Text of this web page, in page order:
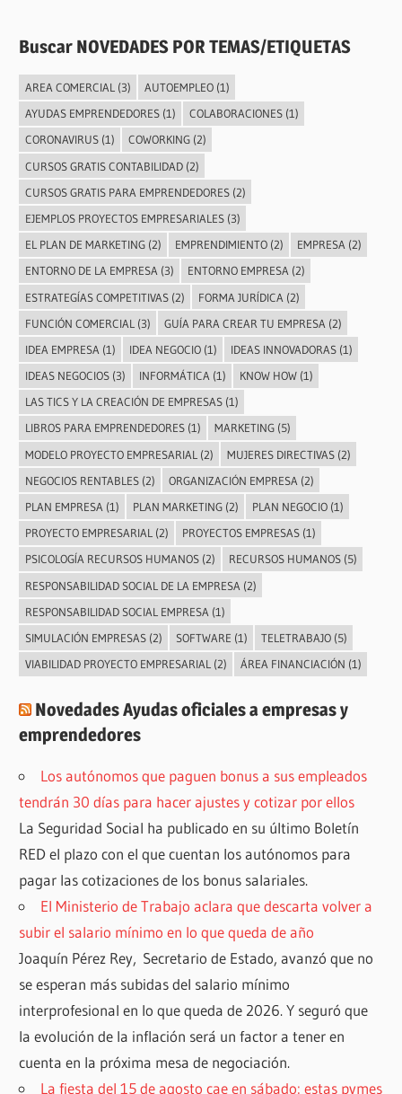
Buscar NOVEDADES POR TEMAS/ETIQUETAS
AREA COMERCIAL (3) AUTOEMPLEO(1)
AYUDAS EMPRENDEDORES(1) COLABORACIONES(1)
CORONAVIRUS(1) COWORKING(2)
CURSOS GRATIS CONTABILIDAD(2)
CURSOS GRATIS PARA EMPRENDEDORES(2)
EJEMPLOS PROYECTOS EMPRESARIALES(3)
EL PLAN DE MARKETING(2) EMPRENDIMIENTO(2) EMPRESA (2)
ENTORNO DE LA EMPRESA(3) ENTORNO EMPRESA(2)
ESTRATEGÍAS COMPETITIVAS(2) FORMA JURÍDICA (2)
FUNCIÓN COMERCIAL (3) GUÍA PARA CREAR TU EMPRESA (2)
IDEA EMPRESA (1) IDEA NEGOCIO(1) IDEAS INNOVADORAS(1)
IDEAS NEGOCIOS(3) INFORMÁTICA (1) KNOW HOW(1)
LAS TICS Y LA CREACIÓN DE EMPRESAS(1)
LIBROS PARA EMPRENDEDORES(1) MARKETING(5)
MODELO PROYECTO EMPRESARIAL (2) MUJERES DIRECTIVAS(2)
NEGOCIOS RENTABLES(2) ORGANIZACIÓN EMPRESA (2)
PLAN EMPRESA (1) PLAN MARKETING(2) PLAN NEGOCIO(1)
PROYECTO EMPRESARIAL(2) PROYECTOS EMPRESAS(1)
PSICOLOGÍA RECURSOS HUMANOS(2) RECURSOS HUMANOS(5)
RESPONSABILIDAD SOCIAL DE LA EMPRESA (2)
RESPONSABILIDAD SOCIAL EMPRESA (1)
SIMULACIÓN EMPRESAS(2) SOFTWARE (1) TELETRABAJO(5)
VIABILIDAD PROYECTO EMPRESARIAL (2) ÁREA FINANCIACIÓN (1)
Novedades Ayudas oficiales a empresas y
emprendedores
Los autónomos que paguen bonus a sus empleados
tendrán 30 días para hacer ajustes y cotizar por ellos
La Seguridad Social ha publicado en su último Boletín
RED el plazo con el que cuentan los autónomos para
pagar las cotizaciones de los bonus salariales.
El Ministerio de Trabajo aclara que descarta volver a
subir el salario mínimo en lo que queda de año
Joaquín Pérez Rey, Secretario de Estado, avanzó que no
se esperan más subidas del salario mínimo
interprofesional en lo que queda de 2026. Y seguró que
la evolución de la inflación será un factor a tener en
cuenta en la próxima mesa de negociación.
La fiesta del 15 de agosto cae en sábado: estas pymes